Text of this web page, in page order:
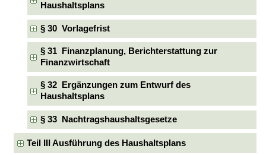
Haushaltsplans
§ 30 Vorlagefrist
§ 31 Finanzplanung, Berichterstattung zur
Finanzwirtschaft
§ 32 Ergänzungen zum Entwurf des
Haushaltsplans
§ 33 Nachtragshaushaltsgesetze
Teil III Ausführung des Haushaltsplans